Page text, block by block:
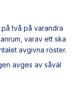
två på varandra
varav ett ska
avgivna röster.
avges av såväl